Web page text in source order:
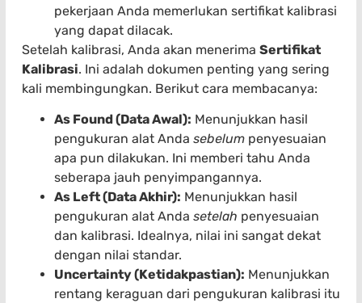
pekerjaan Anda memerlukan sertifikat kalibrasi
yang dapat dilacak.
Setelah kalibrasi, Anda akan menerima Sertifikat
Kalibrasi. Ini adalah dokumen penting yang sering
kali membingungkan. Berikut cara membacanya:
As Found (Data Awal): Menunjukkan hasil
pengukuran alat Anda sebelum penyesuaian
apa pun dilakukan. Ini memberi tahu Anda
seberapa jauh penyimpangannya.
As Left (Data Akhir): Menunjukkan hasil
pengukuran alat Anda setelah penyesuaian
dan kalibrasi. Idealnya, nilai ini sangat dekat
dengan nilai standar.
Uncertainty (Ketidakpastian): Menunjukkan
rentang keraguan dari pengukuran kalibrasi itu